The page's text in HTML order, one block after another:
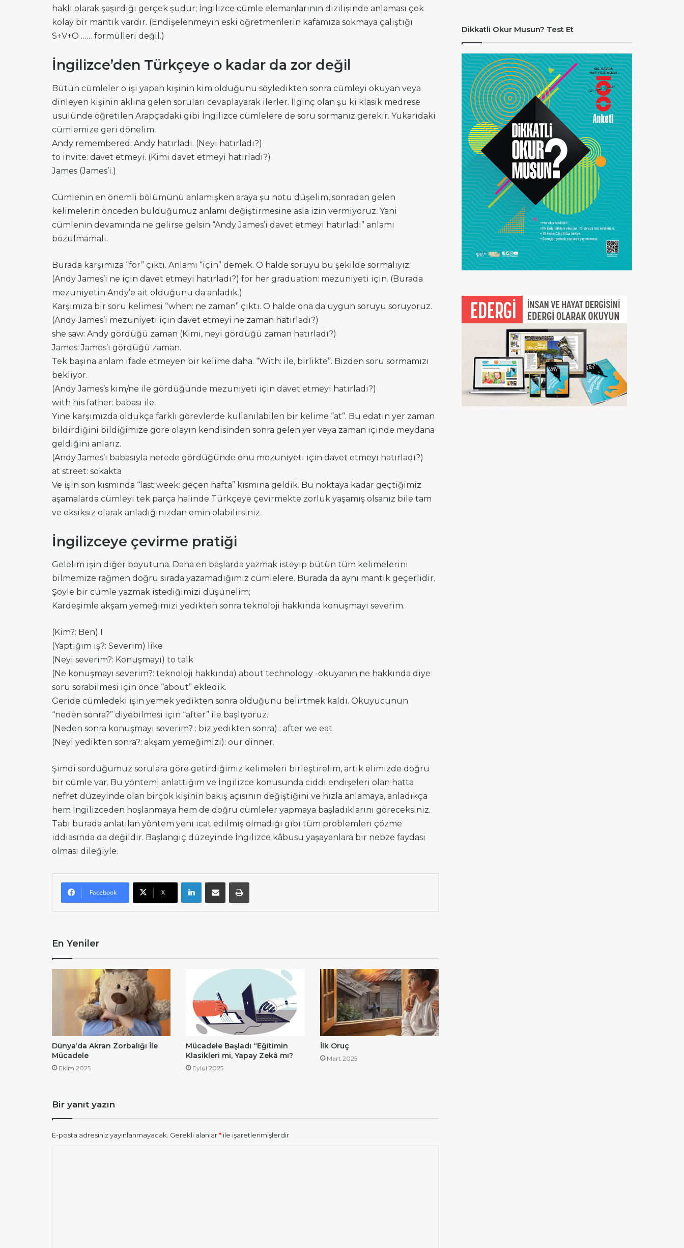
haklı olarak şaşırdığı gerçek şudur; İngilizce cümle elemanlarının dizilişinde anlaması çok
kolay bir mantık vardır. (Endişelenmeyin eski öğretmenlerin kafamıza sokmaya çalıştığı
S+V+O …… formülleri değil.)
İngilizce’den Türkçeye o kadar da zor değil
Bütün cümleler o işi yapan kişinin kim olduğunu söyledikten sonra cümleyi okuyan veya
dinleyen kişinin aklına gelen soruları cevaplayarak ilerler. İlginç olan şu ki klasik medrese
usulünde öğretilen Arapçadaki gibi İngilizce cümlelere de soru sormanız gerekir. Yukarıdaki
cümlemize geri dönelim.
Andy remembered: Andy hatırladı. (Neyi hatırladı?)
to invite: davet etmeyi. (Kimi davet etmeyi hatırladı?)
James (James’i.)
Cümlenin en önemli bölümünü anlamışken araya şu notu düşelim, sonradan gelen
kelimelerin önceden bulduğumuz anlamı değiştirmesine asla izin vermiyoruz. Yani
cümlenin devamında ne gelirse gelsin “Andy James’i davet etmeyi hatırladı” anlamı
bozulmamalı.
Burada karşımıza “for” çıktı. Anlamı “için” demek. O halde soruyu bu şekilde sormalıyız;
(Andy James’i ne için davet etmeyi hatırladı?) for her graduation: mezuniyeti için. (Burada
mezuniyetin Andy’e ait olduğunu da anladık.)
Karşımıza bir soru kelimesi “when: ne zaman” çıktı. O halde ona da uygun soruyu soruyoruz.
(Andy James’i mezuniyeti için davet etmeyi ne zaman hatırladı?)
she saw: Andy gördüğü zaman (Kimi, neyi gördüğü zaman hatırladı?)
James: James’i gördüğü zaman.
Tek başına anlam ifade etmeyen bir kelime daha. “With: ile, birlikte”. Bizden soru sormamızı
bekliyor.
(Andy James’s kim/ne ile gördüğünde mezuniyeti için davet etmeyi hatırladı?)
with his father: babası ile.
Yine karşımızda oldukça farklı görevlerde kullanılabilen bir kelime “at”. Bu edatın yer zaman
bildirdiğini bildiğimize göre olayın kendisinden sonra gelen yer veya zaman içinde meydana
geldiğini anlarız.
(Andy James’i babasıyla nerede gördüğünde onu mezuniyeti için davet etmeyi hatırladı?)
at street: sokakta
Ve işin son kısmında “last week: geçen hafta” kısmına geldik. Bu noktaya kadar geçtiğimiz
aşamalarda cümleyi tek parça halinde Türkçeye çevirmekte zorluk yaşamış olsanız bile tam
ve eksiksiz olarak anladığınızdan emin olabilirsiniz.
İngilizceye çevirme pratiği
Gelelim işin diğer boyutuna. Daha en başlarda yazmak isteyip bütün tüm kelimelerini
bilmemize rağmen doğru sırada yazamadığımız cümlelere. Burada da aynı mantık geçerlidir.
Şöyle bir cümle yazmak istediğimizi düşünelim;
Kardeşimle akşam yemeğimizi yedikten sonra teknoloji hakkında konuşmayı severim.
(Kim?: Ben) I
(Yaptığım iş?: Severim) like
(Neyi severim?: Konuşmayı) to talk
(Ne konuşmayı severim?: teknoloji hakkında) about technology -okuyanın ne hakkında diye
soru sorabilmesi için önce “about” ekledik.
Geride cümledeki işin yemek yedikten sonra olduğunu belirtmek kaldı. Okuyucunun
“neden sonra?” diyebilmesi için “after” ile başlıyoruz.
(Neden sonra konuşmayı severim? : biz yedikten sonra) : after we eat
(Neyi yedikten sonra?: akşam yemeğimizi): our dinner.
Şimdi sorduğumuz sorulara göre getirdiğimiz kelimeleri birleştirelim, artık elimizde doğru
bir cümle var. Bu yöntemi anlattığım ve İngilizce konusunda ciddi endişeleri olan hatta
nefret düzeyinde olan birçok kişinin bakış açısının değiştiğini ve hızla anlamaya, anladıkça
hem İngilizceden hoşlanmaya hem de doğru cümleler yapmaya başladıklarını göreceksiniz.
Tabi burada anlatılan yöntem yeni icat edilmiş olmadığı gibi tüm problemleri çözme
iddiasında da değildir. Başlangıç düzeyinde İngilizce kâbusu yaşayanlara bir nebze faydası
olması dileğiyle.
Facebook X
LinkedInE-Posta ile paylaş Yazdır
En Yeniler
Dünya’da Akran Zorbalığı İle
Mücadele
Ekim 2025
Mücadele Başladı “Eğitimin
Klasikleri mi, Yapay Zekâ mı?
Eylül 2025
İlk Oruç
Mart 2025
Bir yanıt yazın
E-posta adresiniz yayınlanmayacak. Gerekli alanlar* ile işaretlenmişlerdir
Dikkatli Okur Musun? Test Et